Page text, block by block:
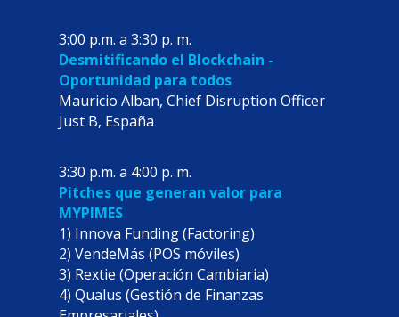
3:00 p.m. a 3:30 p. m.
Desmitificando el Blockchain -
Oportunidad para todos
Mauricio Alban, Chief Disruption Officer
Just B, España
3:30 p.m. a 4:00 p. m.
Pitches que generan valor para
MYPIMES
1) Innova Funding (Factoring)
2) VendeMás (POS móviles)
3) Rextie (Operación Cambiaria)
4) Qualus (Gestión de Finanzas